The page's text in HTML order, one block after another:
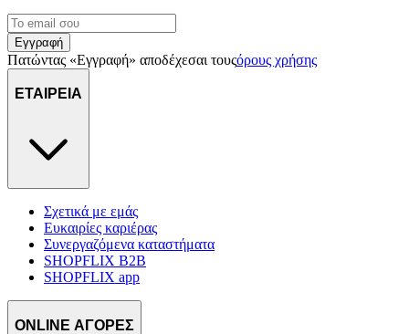
Εγγραφή
Πατώντας «Εγγραφή» αποδέχεσαι τουςόρους χρήσης
ΕΤΑΙΡΕΙΑ
Σχετικά με εμάς
Ευκαιρίες καριέρας
Συνεργαζόμενα καταστήματα
SHOPFLIX B2B
SHOPFLIX app
ONLINE ΑΓΟΡΕΣ